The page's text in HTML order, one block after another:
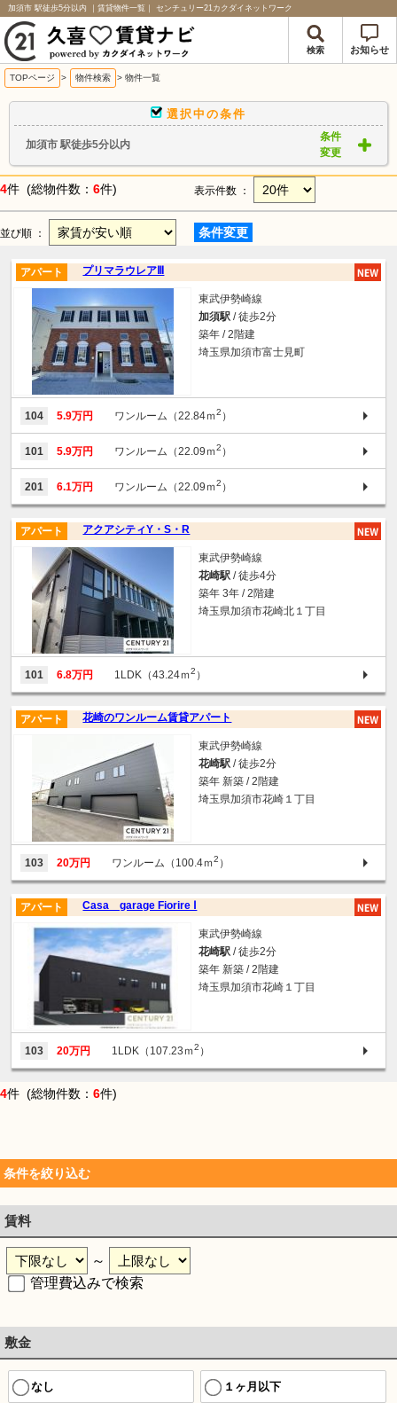
加須市 駅徒歩5分以内 ｜賃貸物件一覧｜ センチュリー21カクダイネットワーク
検索 お知らせ
TOPページ > 物件検索 > 物件一覧
選択中の条件
加須市 駅徒歩5分以内
条件
変更
4件 (総物件数： 6件) 表示件数 ：
並び順 ： 条件変更
プリマラウレアⅢ
アパート
東武伊勢崎線
加須駅 / 徒歩2分
築年 / 2階建
埼玉県加須市富士見町
104 5.9万円 ワンルーム（22.84ｍ2 ）
101 5.9万円 ワンルーム（22.09ｍ2 ）
201 6.1万円 ワンルーム（22.09ｍ2 ）
アクアシティY・S・R
アパート
東武伊勢崎線
花崎駅 / 徒歩4分
築年 3年 / 2階建
埼玉県加須市花崎北１丁目
101 6.8万円 1LDK（43.24ｍ2 ）
花崎のワンルーム賃貸アパート
アパート
東武伊勢崎線
花崎駅 / 徒歩2分
築年 新築 / 2階建
埼玉県加須市花崎１丁目
103 20万円 ワンルーム（100.4ｍ2 ）
Casa garage Fiorire Ⅰ
アパート
東武伊勢崎線
花崎駅 / 徒歩2分
築年 新築 / 2階建
埼玉県加須市花崎１丁目
103 20万円 1LDK（107.23ｍ2 ）
4件 (総物件数： 6件)
条件を絞り込む
賃料
～
管理費込みで検索
敷金
なし １ヶ月以下